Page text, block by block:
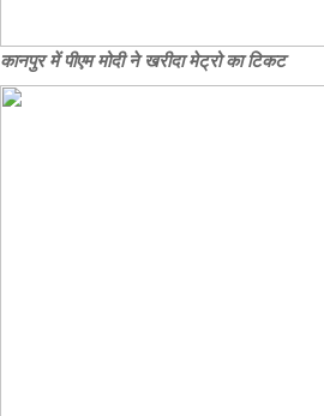
कानपुर में पीएम मोदी ने खरीदा मेट्रो का टिकट